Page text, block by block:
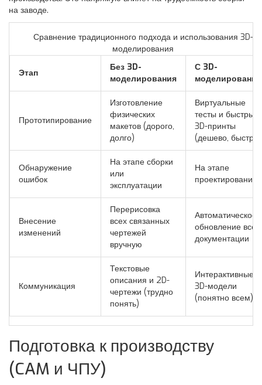
на заводе.
Сравнение традиционного подхода и использования 3D-
моделирования
Этап
Без 3D-
моделирования
С 3D-
Прототипирование
Изготовление
физических
макетов (дорого,
долго)
Виртуальные
тесты и быстрые
3D-принты
(дешево, быстро)
Обнаружение
ошибок
На этапе сборки
или
эксплуатации
На этапе
проектирования
Внесение
изменений
Перерисовка
всех связанных
чертежей
вручную
Автоматическое
обновление всей
документации
Коммуникация
Текстовые
описания и 2D-
чертежи (трудно
понять)
Интерактивные
3D-модели
(понятно всем)
Подготовка к производству
(CAM и ЧПУ)